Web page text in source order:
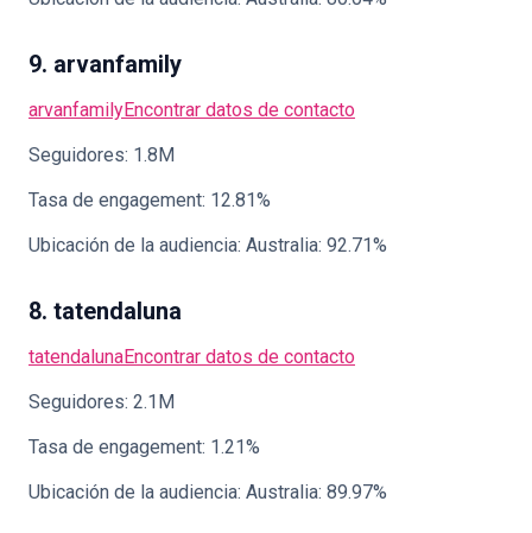
9. arvanfamily
arvanfamilyEncontrar datos de contacto
Seguidores: 1.8M
Tasa de engagement: 12.81%
Ubicación de la audiencia: Australia: 92.71%
8. tatendaluna
tatendalunaEncontrar datos de contacto
Seguidores: 2.1M
Tasa de engagement: 1.21%
Ubicación de la audiencia: Australia: 89.97%